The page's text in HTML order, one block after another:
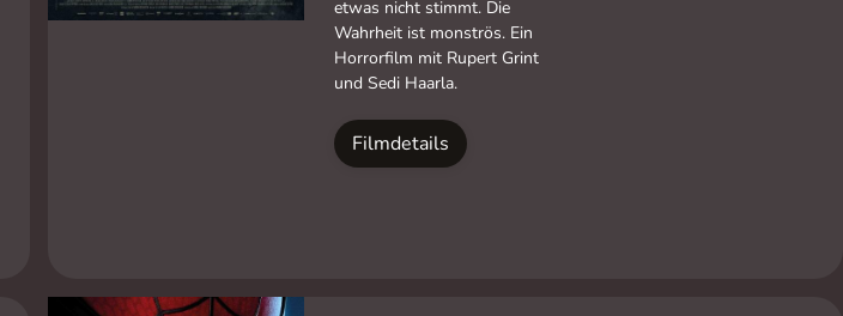
etwas nicht stimmt. Die
Wahrheit ist monströs. Ein
Horrorfilm mit Rupert Grint
und Sedi Haarla.
Filmdetails